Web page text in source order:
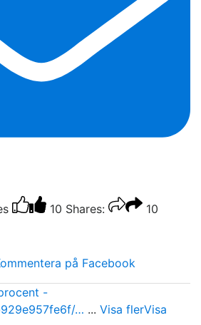
10 Shares:
10
på Facebook
-
… ... Visa flerVisa